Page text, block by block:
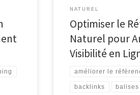
NATUREL
Optimiser le
Naturel pour
Visibilité en
améliorer le
backlinks balises